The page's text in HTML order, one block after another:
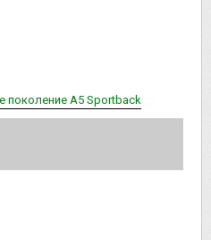
поколение A5 Sportback